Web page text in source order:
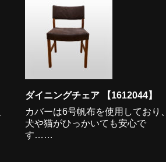
ダイニングチェア 【1612044】
カバーは6号帆布を使用しており、
犬や猫がひっかいても安心で
す……